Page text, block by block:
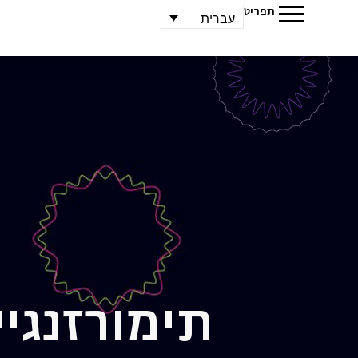
תפריט עברית
תימור